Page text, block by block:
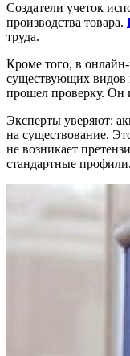
Создатели учеток
производства товара.
труда.
Кроме того, в
существующих видов
прошел проверку. Он
Эксперты уверяют:
на существование.
не возникает
стандартные профили.